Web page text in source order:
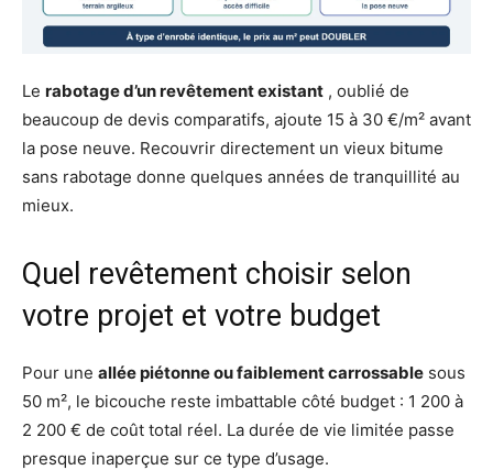
Le rabotage d’un revêtement existant , oublié de
beaucoup de devis comparatifs, ajoute 15 à 30 €/m² avant
la pose neuve. Recouvrir directement un vieux bitume
sans rabotage donne quelques années de tranquillité au
mieux.
Quel revêtement choisir selon
votre projet et votre budget
Pour une allée piétonne ou faiblement carrossable sous
50 m², le bicouche reste imbattable côté budget : 1 200 à
2 200 € de coût total réel. La durée de vie limitée passe
presque inaperçue sur ce type d’usage.